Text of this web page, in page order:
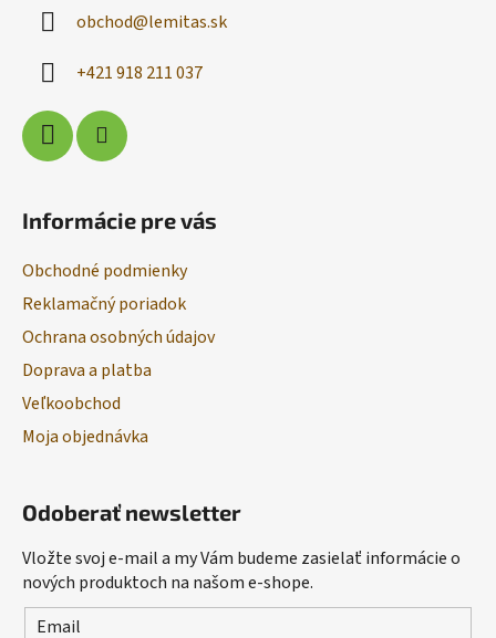
obchod@lemitas.sk
+421 918 211 037
Informácie pre vás
Obchodné podmienky
Reklamačný poriadok
Ochrana osobných údajov
Doprava a platba
Veľkoobchod
Moja objednávka
Odoberať newsletter
Vložte svoj e-mail a my Vám budeme zasielať informácie o
nových produktoch na našom e-shope.
Email